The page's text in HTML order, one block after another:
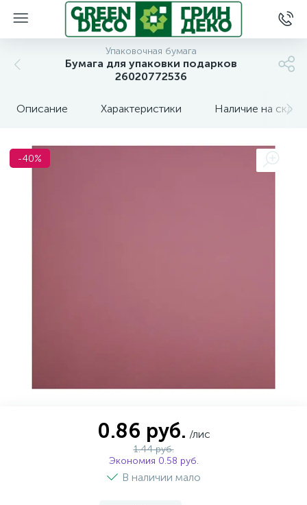
Упаковочная бумага
Бумага для упаковки подарков
26020772536
Описание Характеристики Наличие на
-40%
0.86 руб. /лис
1.44 руб.
Экономия 0.58 руб.
В наличии мало